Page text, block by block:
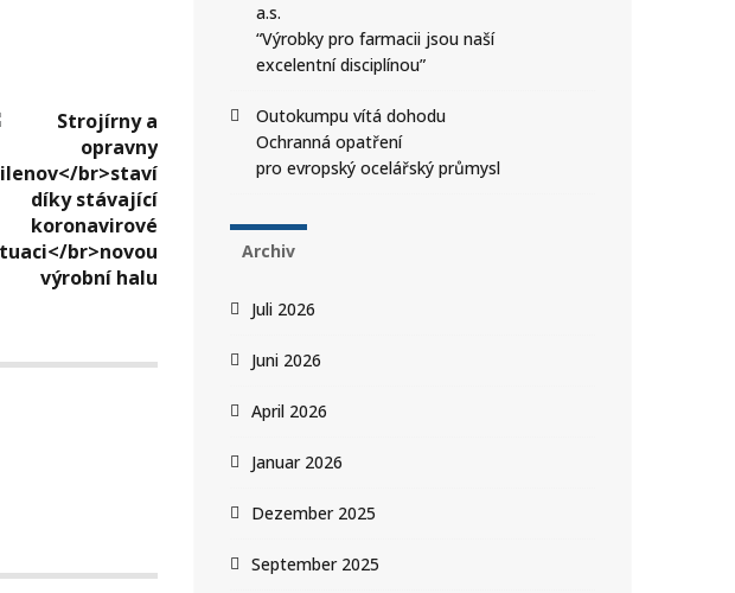
a.s.
“Výrobky pro farmacii jsou naší
excelentní disciplínou”
Outokumpu vítá dohodu
Ochranná opatření
pro evropský ocelářský průmysl
Archiv
Juli 2026
Juni 2026
April 2026
Januar 2026
Dezember 2025
September 2025